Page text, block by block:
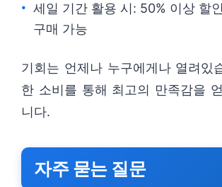
세일 기간 활용 시: 50% 이상 할
구매 가능
기회는 언제나 누구에게나 열려있
한 소비를 통해 최고의 만족감을
니다.
자주 묻는 질문